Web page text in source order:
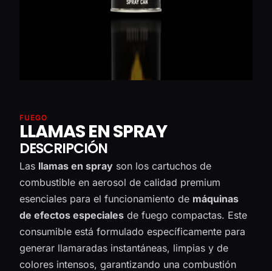
FUEGO
LLAMAS EN SPRAY
DESCRIPCIÓN
Las llamas en spray son los cartuchos de
combustible en aerosol de calidad premium
esenciales para el funcionamiento de máquinas
de efectos especiales de fuego compactas. Este
consumible está formulado específicamente para
generar llamaradas instantáneas, limpias y de
colores intensos, garantizando una combustión